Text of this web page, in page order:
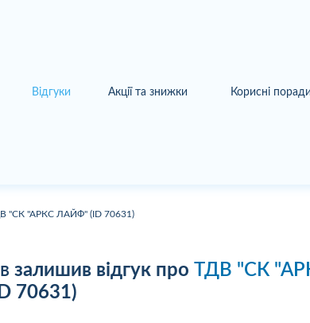
Відгуки Акції та знижки Корисні
"СК "АРКС ЛАЙФ" (ID 70631)
залишив відгук про
ТДВ "СК
70631)